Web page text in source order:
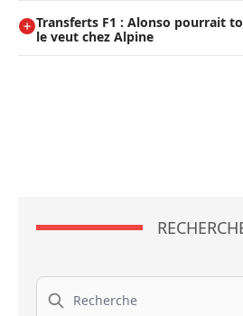
Transferts F1 : Alonso pourrait
le veut chez Alpine
Recherche